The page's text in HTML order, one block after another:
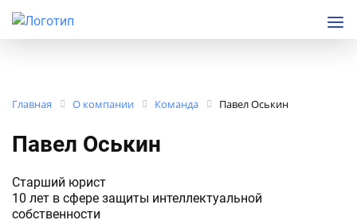
Главная О компании Команда Павел Оськин
Павел Оськин
Старший юрист
10 лет в сфере защиты интеллектуальной
собственности